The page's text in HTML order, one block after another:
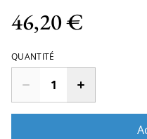
46,20 €
QUANTITÉ